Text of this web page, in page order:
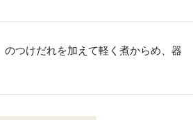
のつけだれを加えて軽く煮からめ、器